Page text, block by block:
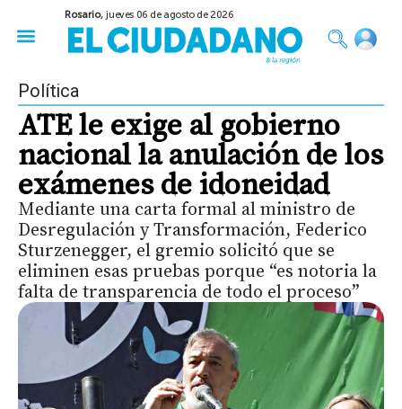
Rosario,jueves 06 de agosto de 2026
Política
ATE le exige al gobierno
nacional la anulación de los
exámenes de idoneidad
Mediante una carta formal al ministro de
Desregulación y Transformación, Federico
Sturzenegger, el gremio solicitó que se
eliminen esas pruebas porque “es notoria la
falta de transparencia de todo el proceso”